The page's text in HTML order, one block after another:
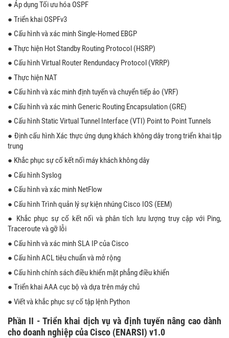
● Áp dụng Tối ưu hóa OSPF
● Triển khai OSPFv3
● Cấu hình và xác minh Single-Homed EBGP
● Thực hiện Hot Standby Routing Protocol (HSRP)
● Cấu hình Virtual Router Rendundacy Protocol (VRRP)
● Thực hiện NAT
● Cấu hình và xác minh định tuyến và chuyển tiếp ảo (VRF)
● Cấu hình và xác minh Generic Routing Encapsulation (GRE)
● Cấu hình Static Virtual Tunnel Interface (VTI) Point to Point Tunnels
● Định cấu hình Xác thực ứng dụng khách không dây trong triển khai tập
trung
● Khắc phục sự cố kết nối máy khách không dây
● Cấu hình Syslog
● Cấu hình và xác minh NetFlow
● Cấu hình Trình quản lý sự kiện nhúng Cisco IOS (EEM)
● Khắc phục sự cố kết nối và phân tích lưu lượng truy cập với Ping,
Traceroute và gỡ lỗi
● Cấu hình và xác minh SLA IP của Cisco
● Cấu hình ACL tiêu chuẩn và mở rộng
● Cấu hình chính sách điều khiển mặt phẳng điều khiển
● Triển khai AAA cục bộ và dựa trên máy chủ
● Viết và khắc phục sự cố tập lệnh Python
Phần II - Triển khai dịch vụ và định tuyến nâng cao dành
cho doanh nghiệp của Cisco (ENARSI) v1.0